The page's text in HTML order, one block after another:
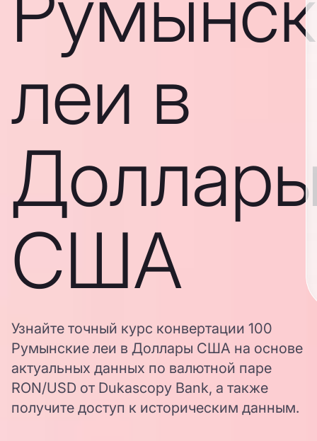
леи в
США
Узнайте точный курс конвертации 100
Румынские леи в Доллары США на основе
актуальных данных по валютной паре
RON/USD от Dukascopy Bank, а также
получите доступ к историческим данным.